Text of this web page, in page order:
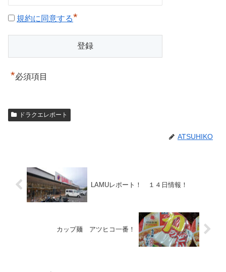
規約に同意する*
*必須項目
ドラクエレポート
ATSUHIKO
LAMUレポート！ １４日情報！
カップ麺 アツヒコ一番！